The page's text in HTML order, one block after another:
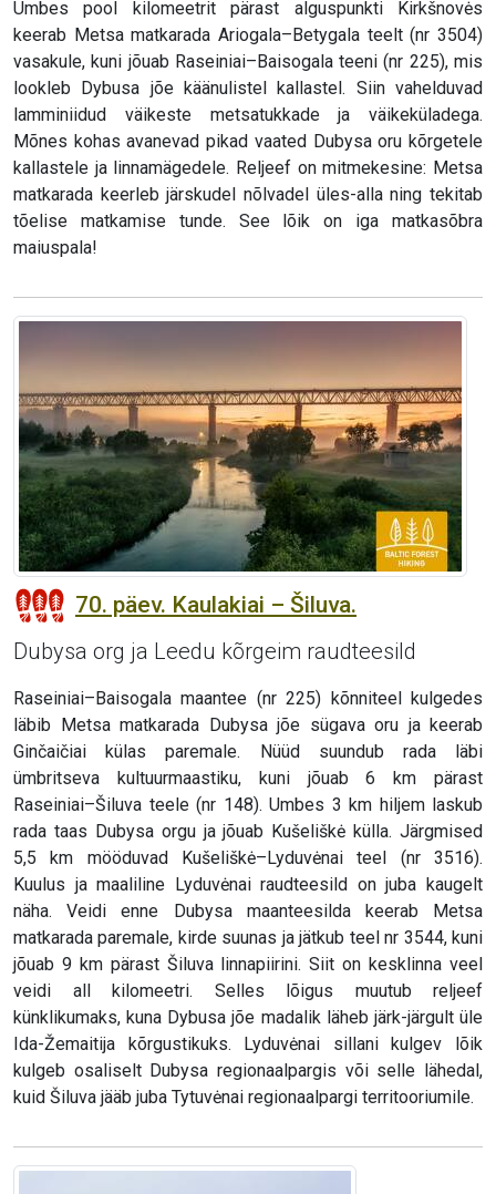
Umbes pool kilomeetrit pärast alguspunkti Kirkšnovės
keerab Metsa matkarada Ariogala–Betygala teelt (nr 3504)
vasakule, kuni jõuab Raseiniai–Baisogala teeni (nr 225), mis
lookleb Dybusa jõe käänulistel kallastel. Siin vahelduvad
lamminiidud väikeste metsatukkade ja väikeküladega.
Mõnes kohas avanevad pikad vaated Dubysa oru kõrgetele
kallastele ja linnamägedele. Reljeef on mitmekesine: Metsa
matkarada keerleb järskudel nõlvadel üles-alla ning tekitab
tõelise matkamise tunde. See lõik on iga matkasõbra
maiuspala!
70. päev. Kaulakiai – Šiluva.
Dubysa org ja Leedu kõrgeim raudteesild
Raseiniai–Baisogala maantee (nr 225) kõnniteel kulgedes
läbib Metsa matkarada Dubysa jõe sügava oru ja keerab
Ginčaičiai külas paremale. Nüüd suundub rada läbi
ümbritseva kultuurmaastiku, kuni jõuab 6 km pärast
Raseiniai–Šiluva teele (nr 148). Umbes 3 km hiljem laskub
rada taas Dubysa orgu ja jõuab Kušeliškė külla. Järgmised
5,5 km mööduvad Kušeliškė–Lyduvėnai teel (nr 3516).
Kuulus ja maaliline Lyduvėnai raudteesild on juba kaugelt
näha. Veidi enne Dubysa maanteesilda keerab Metsa
matkarada paremale, kirde suunas ja jätkub teel nr 3544, kuni
jõuab 9 km pärast Šiluva linnapiirini. Siit on kesklinna veel
veidi all kilomeetri. Selles lõigus muutub reljeef
künklikumaks, kuna Dybusa jõe madalik läheb järk-järgult üle
Ida-Žemaitija kõrgustikuks. Lyduvėnai sillani kulgev lõik
kulgeb osaliselt Dubysa regionaalpargis või selle lähedal,
kuid Šiluva jääb juba Tytuvėnai regionaalpargi territooriumile.